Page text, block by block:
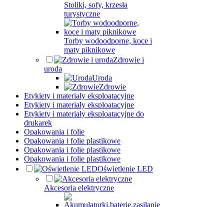
Stoliki, sofy, krzesła
turystyczne
Torby wodoodporne, koce i
maty piknikowe
Zdrowie i
uroda
Uroda
Zdrowie
Etykiety i materiały eksploatacyjne
Etykiety i materiały eksploatacyjne
Etykiety i materiały eksploatacyjne do
drukarek
Opakowania i folie
Opakowania i folie plastikowe
Opakowania i folie plastikowe
Opakowania i folie plastikowe
Oświetlenie LED
Akcesoria elektryczne